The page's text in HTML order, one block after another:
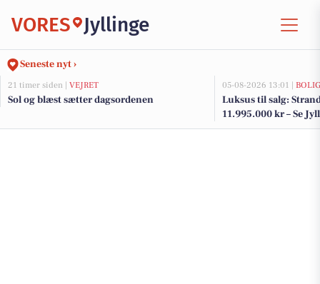
VORES Jyllinge
Seneste nyt ›
21 timer siden | VEJRET
Sol og blæst sætter dagsordenen
05-08-2026 13:01 |
Luksus til salg:
11.995.000 kr – Se
her